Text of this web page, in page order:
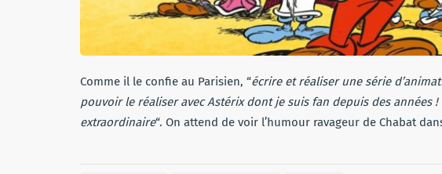
Comme il le confie au Parisien, “écrire et réaliser une série
pouvoir le réaliser avec Astérix dont je suis fan depuis des années !
extraordinaire“. On attend de voir l’humour ravageur de Chabat